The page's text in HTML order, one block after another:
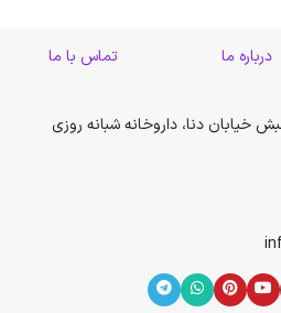
درباره ما تماس با ما
خیابان دنا، داروخانه شبانه روزی